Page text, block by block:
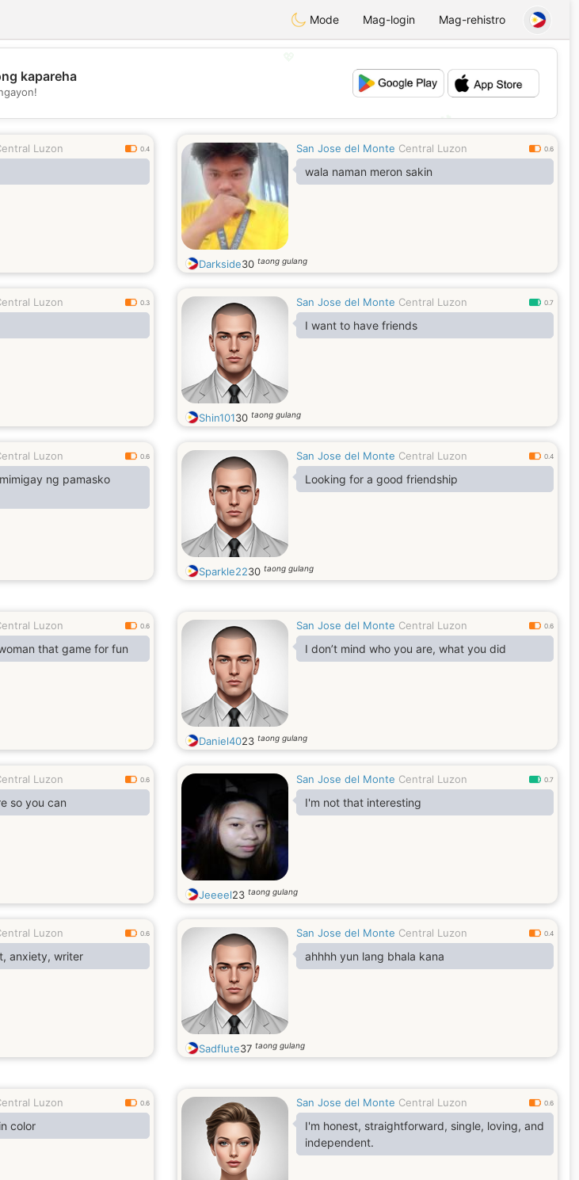
Mode Mag-login Mag-rehistro
💕
kapareha
Luzon 0.4 San Jose del Monte Central Luzon 0.6
wala naman meron sakin
Darkside30 taong gulang
Luzon 0.3 San Jose del Monte Central Luzon 0.7
I want to have friends
Shin10130 taong gulang
Luzon 0.6
ng pamasko
San Jose del Monte Central Luzon 0.4
Looking for a good friendship
Sparkle2230 taong gulang
Luzon 0.6
that game for fun
San Jose del Monte Central Luzon 0.6
I don’t mind who you are, what you did
Daniel4023 taong gulang
Luzon 0.6
so you can
San Jose del Monte Central Luzon 0.7
I'm not that interesting
Jeeeel23 taong gulang
Luzon 0.6
anxiety, writer
San Jose del Monte Central Luzon 0.4
ahhhh yun lang bhala kana
Sadflute37 taong gulang
Luzon 0.6
color
San Jose del Monte Central Luzon 0.6
I'm honest, straightforward, single, loving, and
independent.